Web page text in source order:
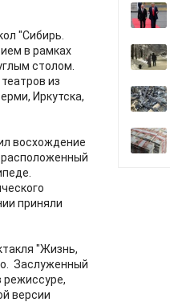
"Сибирь.
в рамках
столом.
из
Иркутска,
восхождение
расположенный
приняли
"Жизнь,
Заслуженный
режиссуре,
версии